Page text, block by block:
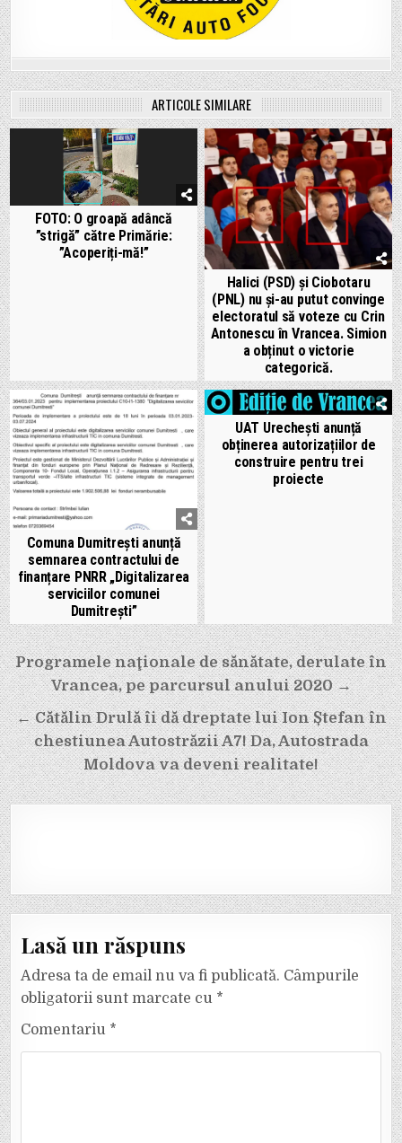
ARTICOLE SIMILARE
FOTO: O groapă adâncă
”strigă” către Primărie:
”Acoperiți-mă!”
Halici (PSD) și Ciobotaru
(PNL) nu și-au putut convinge
electoratul să voteze cu Crin
Antonescu în Vrancea. Simion
a obținut o victorie
categorică.
Comuna Dumitrești anunță
semnarea contractului de
finanțare PNRR „Digitalizarea
serviciilor comunei
Dumitrești”
UAT Urechești anunță
obținerea autorizațiilor de
construire pentru trei
proiecte
Navigare
în
articole
Programele naţionale de sănătate, derulate în
Vrancea, pe parcursul anului 2020 →
← Cătălin Drulă îi dă dreptate lui Ion Ștefan în
chestiunea Autostrăzii A7! Da, Autostrada
Moldova va deveni realitate!
Lasă un răspuns
Adresa ta de email nu va fi publicată. Câmpurile
obligatorii sunt marcate cu *
Comentariu *